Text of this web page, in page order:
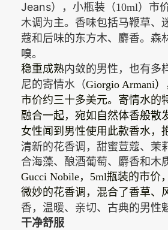
Jeans），小瓶装（10ml）市
木调为主。香味包括马鞭草、
蔻和后味的东方木、麝香。森
嗅。
稳重成熟内敛的男性，也有多
尼的寄情水（Giorgio Armani）
市价约三十多美元。寄情水的
融合一起，宛如自然体香般散
女性闻到男性使用此款香水，
清新的花香调，甜蜜荳蔻、茉
合海藻、酿酒葡萄、麝香和木
Gucci Nobile， 5ml瓶装的市价
微妙的花香调，混合了香草、
香，温暖、亲切、古典的男性
干净舒服